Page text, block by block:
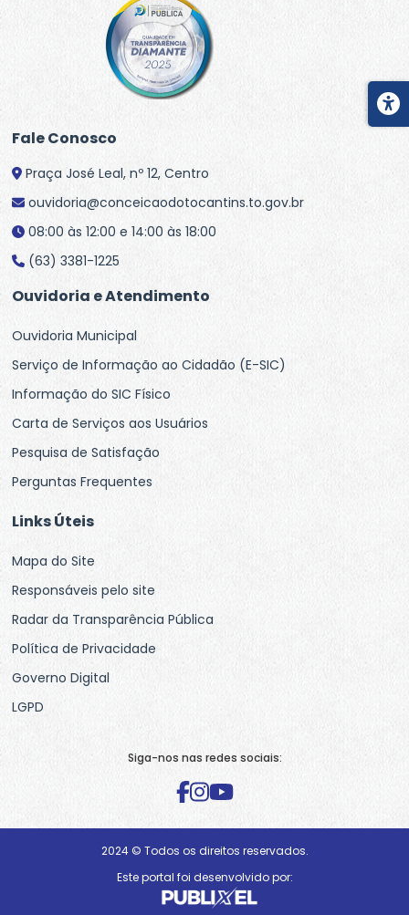
Fale Conosco
Praça José Leal, nº 12, Centro
ouvidoria@conceicaodotocantins.to.gov.br
08:00 às 12:00 e 14:00 às 18:00
(63) 3381-1225
Ouvidoria e Atendimento
Ouvidoria Municipal
Serviço de Informação ao Cidadão (E-SIC)
Informação do SIC Físico
Carta de Serviços aos Usuários
Pesquisa de Satisfação
Perguntas Frequentes
Links Úteis
Mapa do Site
Responsáveis pelo site
Radar da Transparência Pública
Política de Privacidade
Governo Digital
LGPD
Siga-nos nas redes sociais:
2024 © Todos os direitos reservados.
Este portal foi desenvolvido por: